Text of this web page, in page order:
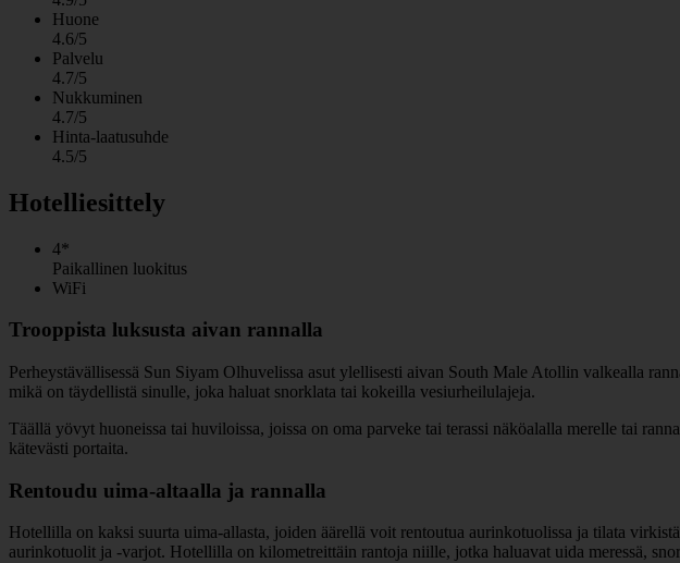
Huone
4.6/5
Palvelu
4.7/5
Nukkuminen
4.7/5
Hinta-laatusuhde
4.5/5
Hotelliesittely
4*
Paikallinen luokitus
WiFi
Trooppista luksusta aivan rannalla
Perheystävällisessä Sun Siyam Olhuvelissa asut ylellisesti aivan South Male Atollin valkealla
mikä on täydellistä sinulle, joka haluat snorklata tai kokeilla vesiurheilulajeja.
Täällä yövyt huoneissa tai huviloissa, joissa on oma parveke tai terassi näköalalla merelle tai
kätevästi portaita.
Rentoudu uima-altaalla ja rannalla
Hotellilla on kaksi suurta uima-allasta, joiden äärellä voit rentoutua aurinkotuolissa ja tilata
aurinkotuolit ja -varjot. Hotellilla on kilometreittäin rantoja niille, jotka haluavat uida meressä,